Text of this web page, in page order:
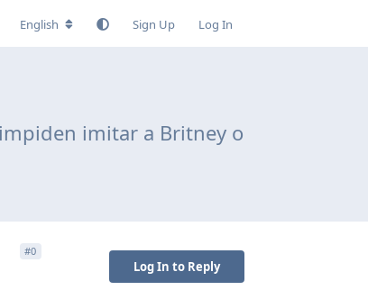
English Sign Up Log In
imitar a Britney o
Log In to Reply
#0